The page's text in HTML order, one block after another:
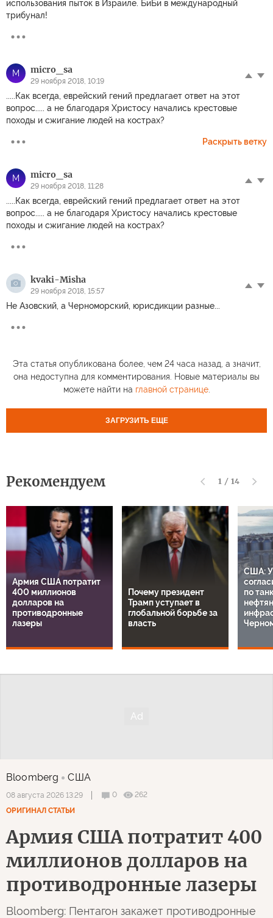
использования пыток в Израиле. БиБи в международный
трибунал!
M micro_sa
29 ноября 2018, 10:19
.....Как всегда, еврейский гений предлагает ответ на этот
вопрос..... а не благодаря Христосу начались крестовые
походы и сжигание людей на кострах?
Раскрыть ветку
M micro_sa
29 ноября 2018, 11:28
.....Как всегда, еврейский гений предлагает ответ на этот
вопрос..... а не благодаря Христосу начались крестовые
походы и сжигание людей на кострах?
kvaki-Misha
29 ноября 2018, 15:57
Не Азовский, а Черноморский, юрисдикции разные...
Эта статья опубликована более, чем 24 часа назад, а значит,
она недоступна для комментирования. Новые материалы вы
можете найти на главной странице.
ЗАГРУЗИТЬ ЕЩЕ
Рекомендуем 1 / 14
Армия США потратит
400 миллионов
долларов на
противодронные
лазеры
Почему президент
Трамп уступает в
глобальной борьбе за
власть
США:
по
Bloomberg США
08 августа 2026 13:29 0
262
ОРИГИНАЛ СТАТЬИ
Армия США потратит 400
миллионов долларов на
противодронные лазеры
Bloomberg: Пентагон закажет противодронные